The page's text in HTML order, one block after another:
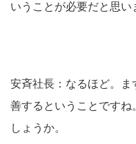
いうことが必要だと思い
安斉社長：なるほど。
善するということです
しょうか。